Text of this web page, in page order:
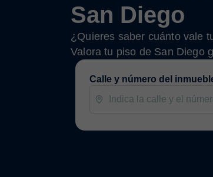
San Diego
¿Quieres saber cuánto vale
Valora tu piso de San Diego
Calle y número del